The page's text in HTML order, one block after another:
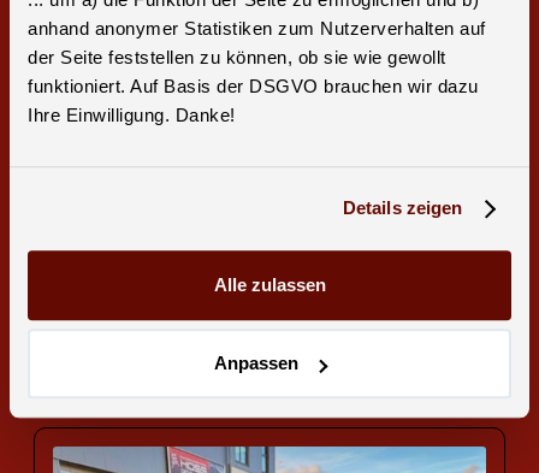
anhand anonymer Statistiken zum Nutzerverhalten auf
der Seite feststellen zu können, ob sie wie gewollt
funktioniert. Auf Basis der DSGVO brauchen wir dazu
Ihre Einwilligung. Danke!
Details zeigen
Alle zulassen
Anpassen
Neues Youtube Video: Jeannes Vario
Mobil im Vorher-Nachher-Check!
Zum vollständigen Artikel